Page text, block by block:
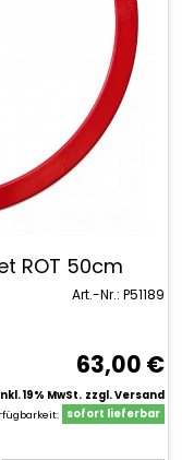
ROT 50cm
Art.-Nr.: P51189
63,00 €
19% MwSt. zzgl. Versand
sofort lieferbar